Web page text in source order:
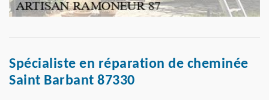
Spécialiste en réparation de cheminée
Saint Barbant 87330